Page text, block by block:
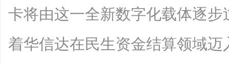
卡将由这一全新数字化载体逐
着华信达在民生资金结算领域